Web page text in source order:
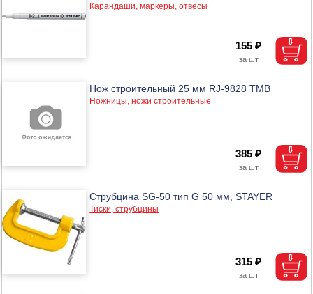
Карандаши, маркеры, отвесы
155 ₽
Нож строительный 25 мм RJ-9828 ТМВ
Ножницы, ножи строительные
385 ₽
Струбцина SG-50 тип G 50 мм, STAYER
Тиски, струбцины
315 ₽